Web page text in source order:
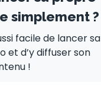
simplement ?
facile de lancer sa
et d’y diffuser son
!